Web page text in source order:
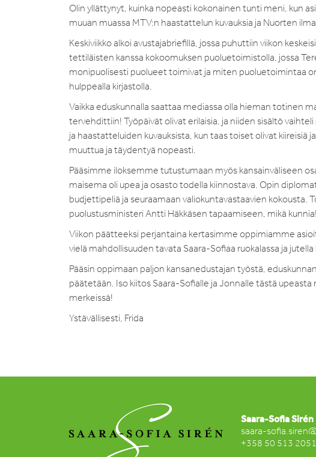
Olin yllättynyt, kuinka nopeasti kokonainen tunti meni, kun
muuan muassa MTV:n haastattelun kuvauksia ja Nuorten
Keskiviikko alkoi avustajabriefillä, jossa puhuttiin viikon
tettiläisten kanssa kokoomuksen puoluetoimistolla, jossa
monipuolisesti puolueet toimivat ja miten puoluetoimintaa
hulppealla kirjastolla.
Vaikka eduskunnalla saattaa mediassa olla hieman totinen
tervehdittiin! Työpäivät olivat erilaisia, ja niiden sisältö
ja haastatteluiden kuvauksista, kun taas toiset olivat kiireisiä
muuttua ja täydentyä nopeasti.
Pääsimme iloksemme tutustumaan myös kansainväliseen
maisema oli upea ja osasto todella kiinnostava. Opin
budjettipeliä ja seuraamaan valiokuntavastaavien kokousta.
puolustusministeri Antti Häkkäsen tapaamiseen, mikä
Viikon päätteeksi perjantaina kertasimme oppimiamme
vielä mahdollisuuden tavata Saara-Sofiaa ruokalassa ja
Pääsin oppimaan paljon kansanedustajan työstä,
päätetään. Iso kiitos Saara-Sofialle ja Jonnalle tästä
merkeissä!
Ystävällisesti, Frida
Saara-Sofia Sirén
saara-
+358 50 513 2051